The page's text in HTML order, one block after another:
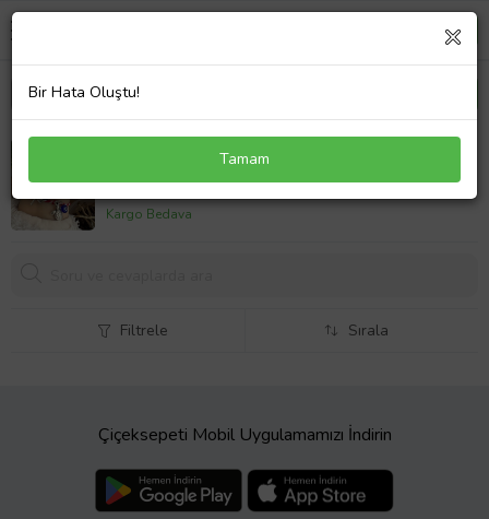
6'lı Marteniçka Nazar Boncuklu Dilek Bilekliği,
Kadınlar Günü İçin Hediye, Mart Bahar Hediyesi
420,00 TL
Kargo Bedava
Filtrele Sırala
Çiçeksepeti Mobil Uygulamamızı İndirin
Bir Hata Oluştu!
Tamam